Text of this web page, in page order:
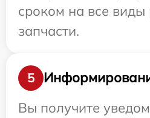
сроком на все виды
запчасти.
5
Вы получите